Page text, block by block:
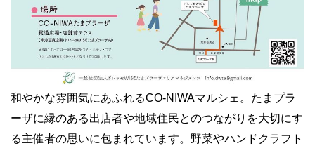
和やかな雰囲気にあふれるCO-NIWAマルシェ。たまプラ
ーザに縁のある出店者や地域住民とのつながりを大切にす
る主催者の思いに包まれています。野菜やハンドクラフト